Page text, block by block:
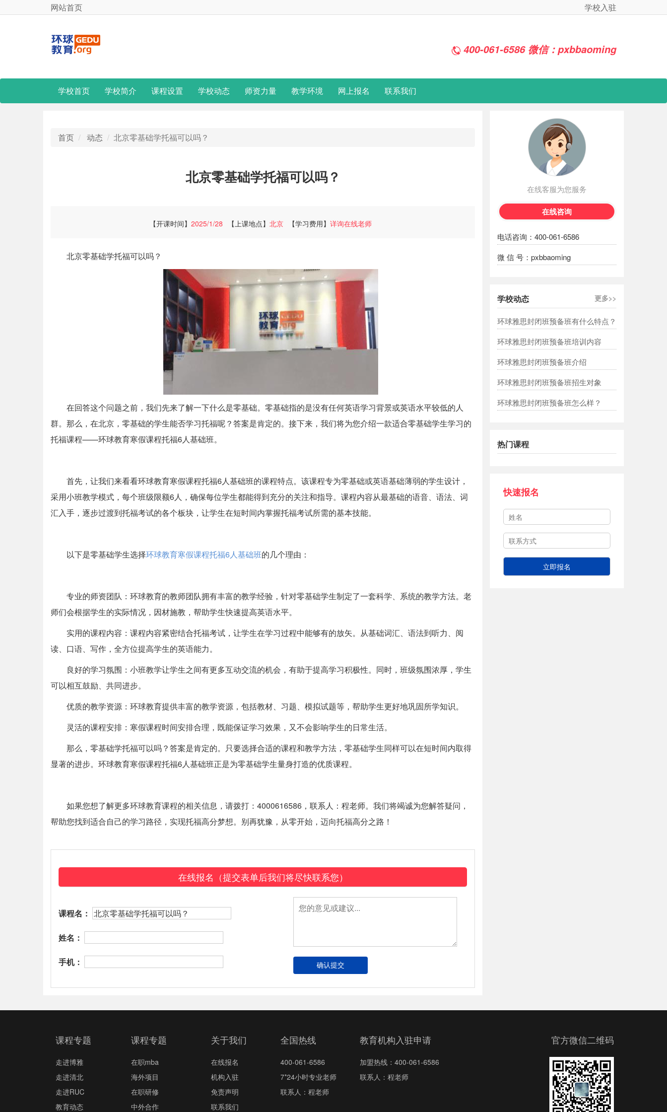
网站首页 学校入驻
400-061-6586 微信：pxbbaoming
学校首页 学校简介 课程设置 学校动态 师资力量 教学环境 网上报名 联系我们
首页 动态 北京零基础学托福可以吗？
北京零基础学托福可以吗？
【开课时间】 2025/1/28 【上课地点】 北京 【学习费用】 详询在线老师
北京零基础学托福可以吗？
在回答这个问题之前，我们先来了解一下什么是零基础。零基础指的是没有任何英语学习背景或英语水平较低的人
群。那么，在北京，零基础的学生能否学习托福呢？答案是肯定的。接下来，我们将为您介绍一款适合零基础学生学习的
托福课程——环球教育寒假课程托福6人基础班。
首先，让我们来看看环球教育寒假课程托福6人基础班的课程特点。该课程专为零基础或英语基础薄弱的学生设计，
采用小班教学模式，每个班级限额6人，确保每位学生都能得到充分的关注和指导。课程内容从最基础的语音、语法、词
汇入手，逐步过渡到托福考试的各个板块，让学生在短时间内掌握托福考试所需的基本技能。
以下是零基础学生选择环球教育寒假课程托福6人基础班的几个理由：
专业的师资团队：环球教育的教师团队拥有丰富的教学经验，针对零基础学生制定了一套科学、系统的教学方法。老
师们会根据学生的实际情况，因材施教，帮助学生快速提高英语水平。
实用的课程内容：课程内容紧密结合托福考试，让学生在学习过程中能够有的放矢。从基础词汇、语法到听力、阅
读、口语、写作，全方位提高学生的英语能力。
良好的学习氛围：小班教学让学生之间有更多互动交流的机会，有助于提高学习积极性。同时，班级氛围浓厚，学生
可以相互鼓励、共同进步。
优质的教学资源：环球教育提供丰富的教学资源，包括教材、习题、模拟试题等，帮助学生更好地巩固所学知识。
灵活的课程安排：寒假课程时间安排合理，既能保证学习效果，又不会影响学生的日常生活。
那么，零基础学托福可以吗？答案是肯定的。只要选择合适的课程和教学方法，零基础学生同样可以在短时间内取得
显著的进步。环球教育寒假课程托福6人基础班正是为零基础学生量身打造的优质课程。
如果您想了解更多环球教育课程的相关信息，请拨打：4000616586，联系人：程老师。我们将竭诚为您解答疑问，
帮助您找到适合自己的学习路径，实现托福高分梦想。别再犹豫，从零开始，迈向托福高分之路！
在线报名（提交表单后我们将尽快联系您）
课程名：
姓名：
手机：
在线客服为您服务
在线咨询
电话咨询：400-061-6586
微 信 号：pxbbaoming
学校动态 更多>>
环球雅思封闭班预备班有什么特点？
环球雅思封闭班预备班培训内容
环球雅思封闭班预备班介绍
环球雅思封闭班预备班招生对象
环球雅思封闭班预备班怎么样？
热门课程
快速报名
课程专题
走进博雅
走进清北
走进RUC
教育动态
课程专题
在职mba
海外项目
在职研修
中外合作
关于我们
在线报名
机构入驻
免责声明
联系我们
全国热线
400-061-6586
7*24小时专业老师
联系人：程老师
教育机构入驻申请
加盟热线：400-061-6586
联系人：程老师
官方微信二维码